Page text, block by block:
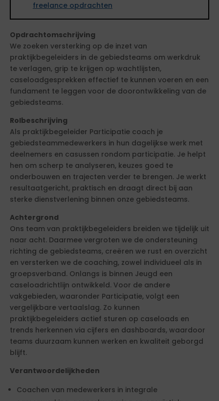
freelance opdrachten
Opdrachtomschrijving
We zoeken versterking op de inzet van
praktijkbegeleiders in de gebiedsteams om werkdruk
te verlagen, grip te krijgen op wachtlijsten,
caseloadgesprekken effectief te kunnen voeren en een
fundament te leggen voor de doorontwikkeling van de
gebiedsteams.
Rolbeschrijving
Als praktijkbegeleider Participatie coach je
gebiedsteammedewerkers in hun dagelijkse werk met
deelnemers en casussen rondom participatie. Je helpt
hen om scherp te analyseren, keuzes goed te
onderbouwen en trajecten verder te brengen. Je werkt
resultaatgericht, praktisch en draagt direct bij aan
sterke dienstverlening binnen onze gebiedsteams.
Achtergrond
Ons team van praktijkbegeleiders breiden we tijdelijk uit
naar acht. Daarmee vergroten we de ondersteuning
richting de gebiedsteams, creëren we rust en overzicht
en versterken we de coaching, zowel individueel als in
groepsverband. Onlangs is binnen Jeugd een
caseloadrichtlijn ontwikkeld. Voor de andere
vakgebieden, waaronder Participatie, volgt een
vergelijkbare vertaalslag. Zo kunnen
praktijkbegeleiders actief sturen op caseloads en
trends herkennen via cijfers en dashboards, waardoor
teams duurzaam kunnen werken en kwaliteit geborgd
blijft.
Verantwoordelijkheden
Coachen van medewerkers in integrale